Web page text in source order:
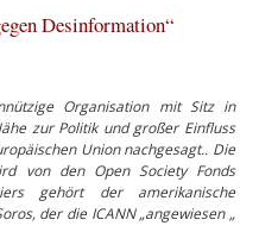
Desinformation“
Organisation mit Sitz in
zur Politik und großer Einfluss
Union nachgesagt.. Die
von den Open Society Fonds
gehört der amerikanische
der die ICANN „angewiesen „